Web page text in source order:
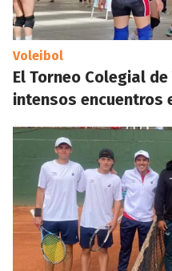
Voleibol
El Torneo Colegial
intensos encuentros